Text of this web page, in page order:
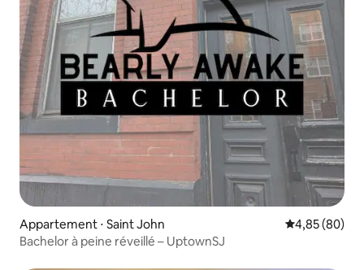
Appartement ⋅ Saint John Évaluation
4,85 (80)
Bachelor à peine réveillé – UptownSJ